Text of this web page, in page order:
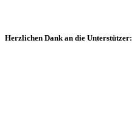
Herzlichen Dank an die Unterstützer: